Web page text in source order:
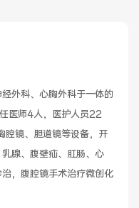
手术科室
外科、心胸外科于一体的
医师4人，医护人员22
腔镜、胆道镜等设备，开
腺、腹壁疝、肛肠、心
，腹腔镜手术治疗微创化